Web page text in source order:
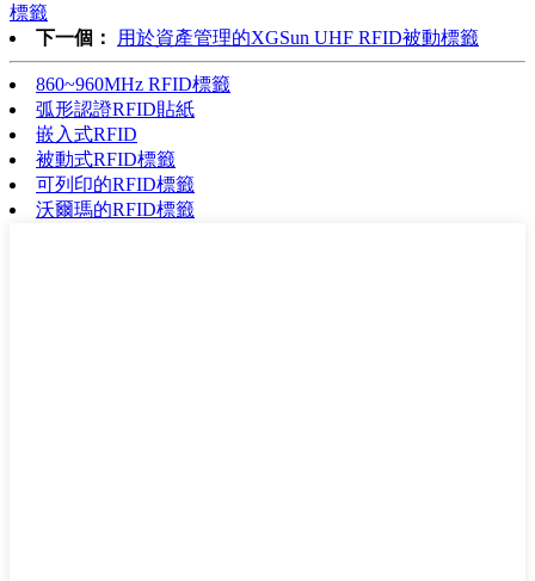
標籤
下一個：
用於資產管理的XGSun UHF RFID被動標籤
860~960MHz RFID標籤
弧形認證RFID貼紙
嵌入式RFID
被動式RFID標籤
可列印的RFID標籤
沃爾瑪的RFID標籤